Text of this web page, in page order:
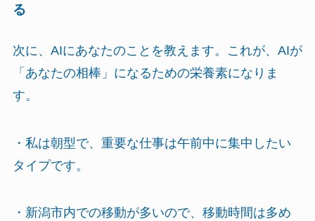
る
次に、AIにあなたのことを教えます。これが、AIが
「あなたの相棒」になるための栄養素になりま
す。
・私は朝型で、重要な仕事は午前中に集中したい
タイプです。
・新潟市内での移動が多いので、移動時間は多め